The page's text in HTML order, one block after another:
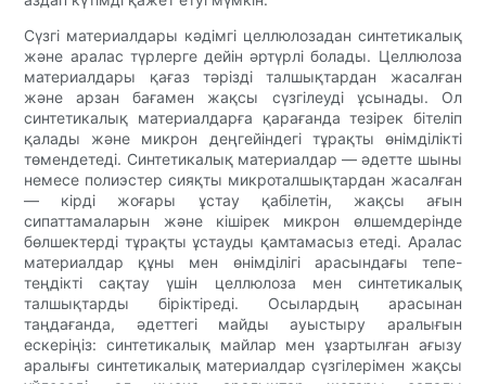
Сүзгі материалдары кәдімгі целлюлозадан синтетикалық
және аралас түрлерге дейін әртүрлі болады. Целлюлоза
материалдары қағаз тәрізді талшықтардан жасалған
және арзан бағамен жақсы сүзгілеуді ұсынады. Ол
синтетикалық материалдарға қарағанда тезірек бітеліп
қалады және микрон деңгейіндегі тұрақты өнімділікті
төмендетеді. Синтетикалық материалдар — әдетте шыны
немесе полиэстер сияқты микроталшықтардан жасалған
— кірді жоғары ұстау қабілетін, жақсы ағын
сипаттамаларын және кішірек микрон өлшемдерінде
бөлшектерді тұрақты ұстауды қамтамасыз етеді. Аралас
материалдар құны мен өнімділігі арасындағы тепе-
теңдікті сақтау үшін целлюлоза мен синтетикалық
талшықтарды біріктіреді. Осылардың арасынан
таңдағанда, әдеттегі майды ауыстыру аралығын
ескеріңіз: синтетикалық майлар мен ұзартылған ағызу
аралығы синтетикалық материалдар сүзгілерімен жақсы